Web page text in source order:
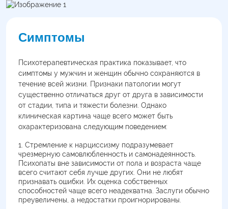
Симптомы
Психотерапевтическая практика показывает, что
симптомы у мужчин и женщин обычно сохраняются в
течение всей жизни. Признаки патологии могут
существенно отличаться друг от друга в зависимости
от стадии, типа и тяжести болезни. Однако
клиническая картина чаще всего может быть
охарактеризована следующим поведением:
Стремление к нарциссизму подразумевает
чрезмерную самовлюбленность и самонадеянность.
Психопаты вне зависимости от пола и возраста чаще
всего считают себя лучше других. Они не любят
признавать ошибки. Их оценка собственных
способностей чаще всего неадекватна. Заслуги обычно
преувеличены, а недостатки проигнорированы.